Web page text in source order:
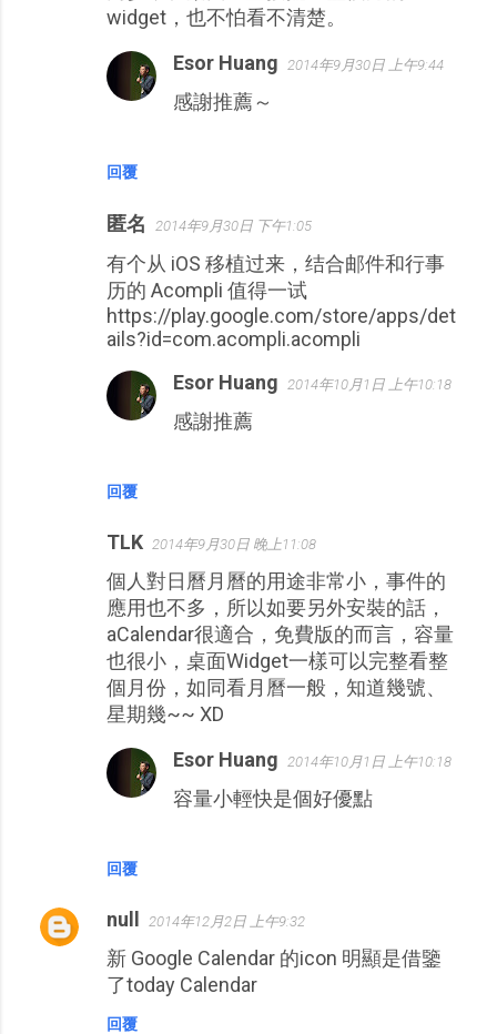
widget，也不怕看不清楚。
回覆
Esor Huang 2014年9月30日 上午9:44
感謝推薦～
匿名 2014年9月30日 下午1:05
有个从 iOS 移植过来，结合邮件和行事
历的 Acompli 值得一试
https://play.google.com/store/apps/det
ails?id=com.acompli.acompli
回覆
Esor Huang 2014年10月1日 上午10:18
感謝推薦
TLK 2014年9月30日 晚上11:08
個人對日曆月曆的用途非常小，事件的
應用也不多，所以如要另外安裝的話，
aCalendar很適合，免費版的而言，容量
也很小，桌面Widget一樣可以完整看整
個月份，如同看月曆一般，知道幾號、
星期幾~~ XD
回覆
Esor Huang 2014年10月1日 上午10:18
容量小輕快是個好優點
null 2014年12月2日 上午9:32
新 Google Calendar 的icon 明顯是借鑒
了today Calendar
回覆